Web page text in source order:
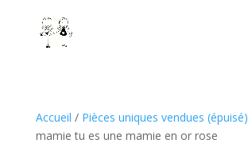
Accueil / Pièces uniques vendues (épuisé)
mamie tu es une mamie en or rose